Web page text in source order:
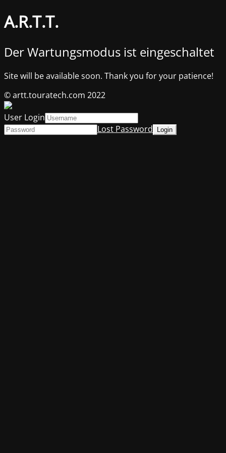
A.R.T.T.
Der Wartungsmodus ist eingeschaltet
Site will be available soon. Thank you for your patience!
© artt.touratech.com 2022
User Login
Lost Password